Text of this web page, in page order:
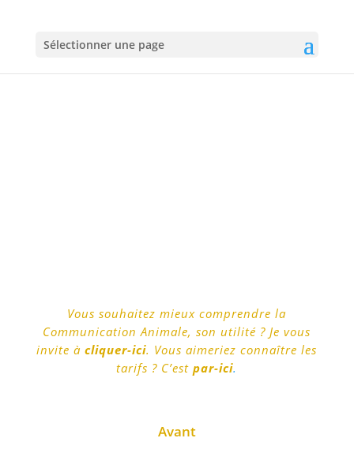
Sélectionner une page
Vous souhaitez mieux comprendre la
Communication Animale, son utilité ? Je vous
invite à cliquer-ici. Vous aimeriez connaître les
tarifs ? C’estpar-ici.
Avant